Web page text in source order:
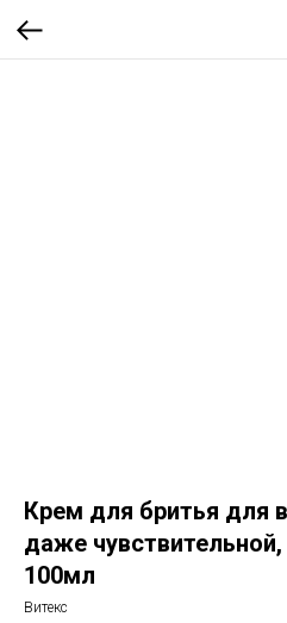
Крем для бритья для
даже
100мл
Витекс